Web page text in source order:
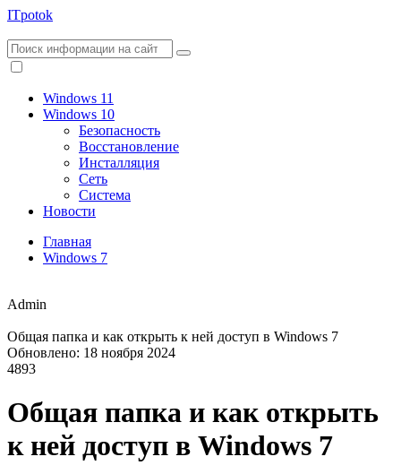
ITpotok
Windows 11
Windows 10
Безопасность
Восстановление
Инсталляция
Сеть
Система
Новости
Главная
Windows 7
Admin
Общая папка и как открыть к ней доступ в Windows 7
Обновлено: 18 ноября 2024
4893
Общая папка и как открыть
к ней доступ в Windows 7